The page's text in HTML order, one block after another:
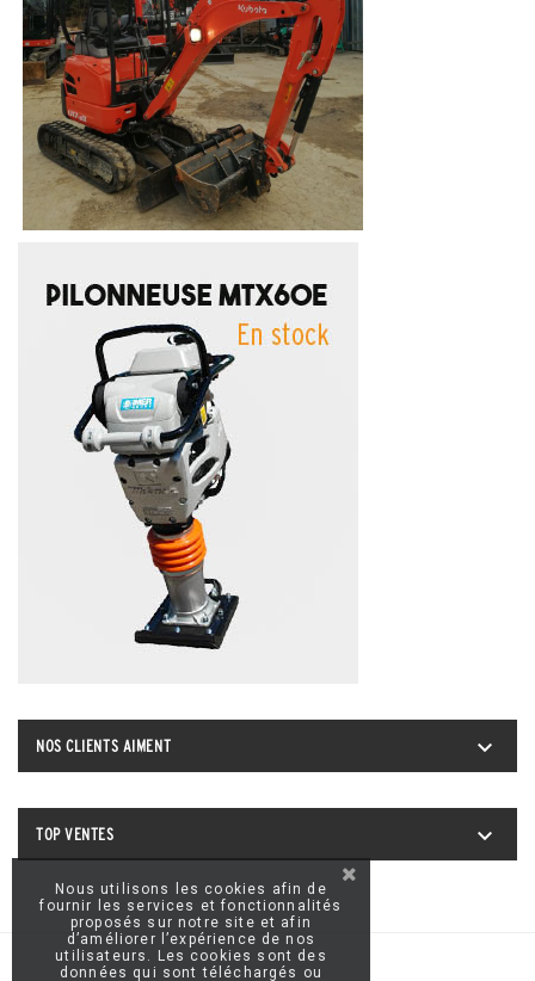
NOS CLIENTS AIMENT 
TOP VENTES 
Nous utilisons les cookies afin de
fournir les services et fonctionnalités
proposés sur notre site et afin
d’améliorer l’expérience de nos
utilisateurs. Les cookies sont des
données qui sont téléchargés ou